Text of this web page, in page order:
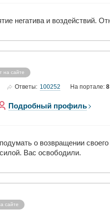
негатива и воздействий.
на сайте
Ответы: 100252 На портале:
Подробный профиль
о возвращении своего
Вас освободили.
сайте